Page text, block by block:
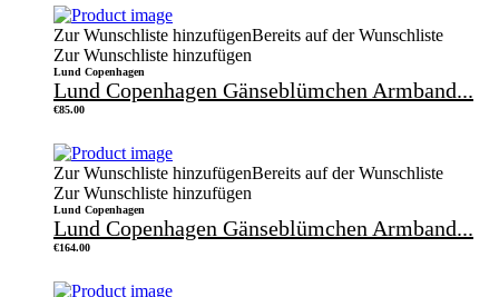
Zur Wunschliste hinzufügenBereits auf der Wunschliste
Zur Wunschliste hinzufügen
Lund Copenhagen
Lund Copenhagen Gänseblümchen Armband...
€85.00
Zur Wunschliste hinzufügenBereits auf der Wunschliste
Zur Wunschliste hinzufügen
Lund Copenhagen
Lund Copenhagen Gänseblümchen Armband...
€164.00